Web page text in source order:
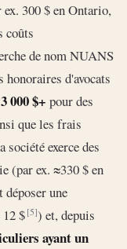
300 $ en Ontario,
coûts
de nom NUANS
honoraires d'avocats
000 $+ pour des
que les frais
exerce des
(par ex. ≈330 $ en
une
12 $[5]) et, depuis
ayant un